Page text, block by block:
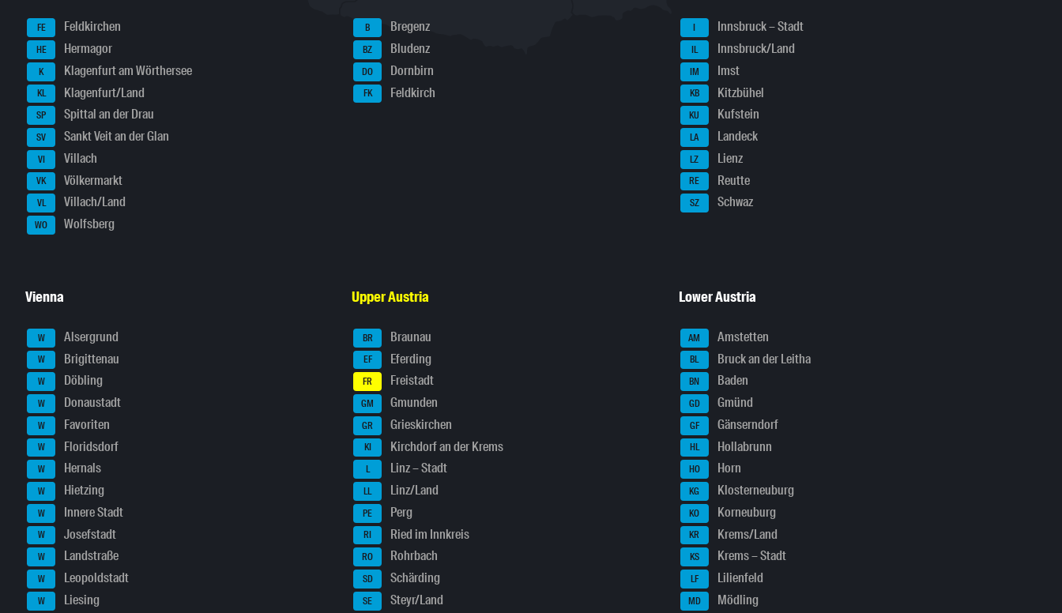
FE Feldkirchen
HE Hermagor
K Klagenfurt am Wörthersee
KL Klagenfurt/Land
SP Spittal an der Drau
SV Sankt Veit an der Glan
VI Villach
VK Völkermarkt
VL Villach/Land
WO Wolfsberg
B Bregenz
BZ Bludenz
DO Dornbirn
FK Feldkirch
I Innsbruck – Stadt
IL Innsbruck/Land
IM Imst
KB Kitzbühel
KU Kufstein
LA Landeck
LZ Lienz
RE Reutte
SZ Schwaz
Vienna
W Alsergrund
W Brigittenau
W Döbling
W Donaustadt
W Favoriten
W Floridsdorf
W Hernals
W Hietzing
W Innere Stadt
W Josefstadt
W Landstraße
W Leopoldstadt
W Liesing
Upper Austria
BR Braunau
EF Eferding
FR Freistadt
GM Gmunden
GR Grieskirchen
KI Kirchdorf an der Krems
L Linz – Stadt
LL Linz/Land
PE Perg
RI Ried im Innkreis
RO Rohrbach
SD Schärding
SE Steyr/Land
Lower Austria
AM Amstetten
BL Bruck an der Leitha
BN Baden
GD Gmünd
GF Gänserndorf
HL Hollabrunn
HO Horn
KG Klosterneuburg
KO Korneuburg
KR Krems/Land
KS Krems – Stadt
LF Lilienfeld
MD Mödling